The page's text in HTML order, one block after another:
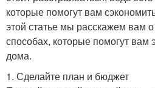
которые помогут вам
этой статье мы расскажем вам
способах, которые помогут вам
дома.
1. Сделайте план и бюджет